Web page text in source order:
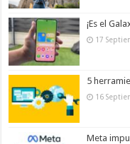
¡Es el
17
5
16
Meta